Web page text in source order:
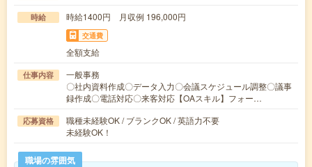
時給 時給1400円 月収例 196,000円
交通費
全額支給
仕事内容
一般事務
〇社内資料作成〇データ入力〇会議スケジュール調整〇議事
録作成〇電話対応〇来客対応【OAスキル】フォー…
応募資格
職種未経験OK / ブランクOK / 英語力不要
未経験OK！
職場の雰囲気